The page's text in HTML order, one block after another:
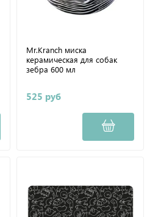
Mr.Kranch миска
керамическая для собак
зебра 600 мл
525 руб